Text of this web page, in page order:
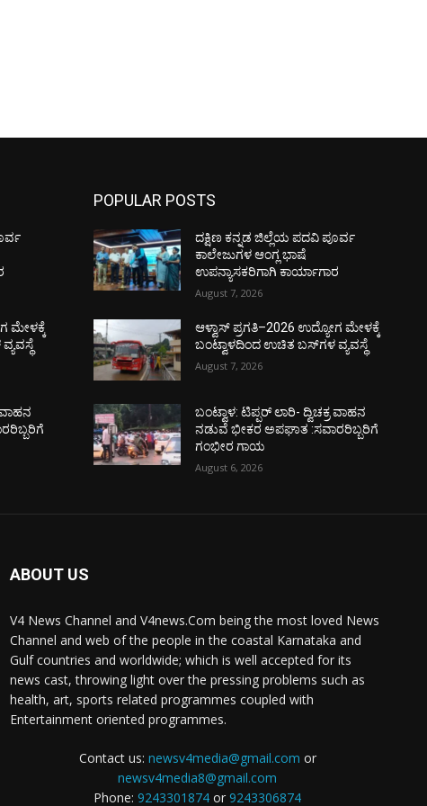
ಮೇಳಕ್ಕೆ
ವಾಹನ
POPULAR POSTS
ದಕ್ಷಿಣ ಕನ್ನಡ ಜಿಲ್ಲೆಯ ಪದವಿ ಪೂರ್ವ
ಕಾಲೇಜುಗಳ ಆಂಗ್ಲ ಭಾಷೆ
ಉಪನ್ಯಾಸಕರಿಗಾಗಿ ಕಾರ್ಯಾಗಾರ
August 7, 2026
ಆಳ್ವಾಸ್ ಪ್ರಗತಿ–2026 ಉದ್ಯೋಗ ಮೇಳಕ್ಕೆ
ಬಂಟ್ವಾಳದಿಂದ ಉಚಿತ ಬಸ್‌ಗಳ ವ್ಯವಸ್ಥೆ
August 7, 2026
ಬಂಟ್ವಾಳ: ಟಿಪ್ಪರ್ ಲಾರಿ- ದ್ವಿಚಕ್ರ ವಾಹನ
ನಡುವೆ ಭೀಕರ ಅಪಘಾತ :ಸವಾರರಿಬ್ಬರಿಗೆ
ಗಂಭೀರ ಗಾಯ
August 6, 2026
ABOUT US
V4 News Channel and V4news.Com being the most loved News
Channel and web of the people in the coastal Karnataka and
Gulf countries and worldwide; which is well accepted for its
news cast, throwing light over the pressing problems such as
health, art, sports related programmes coupled with
Entertainment oriented programmes.
Contact us: newsv4media@gmail.com or
newsv4media8@gmail.com
Phone: 9243301874 or 9243306874